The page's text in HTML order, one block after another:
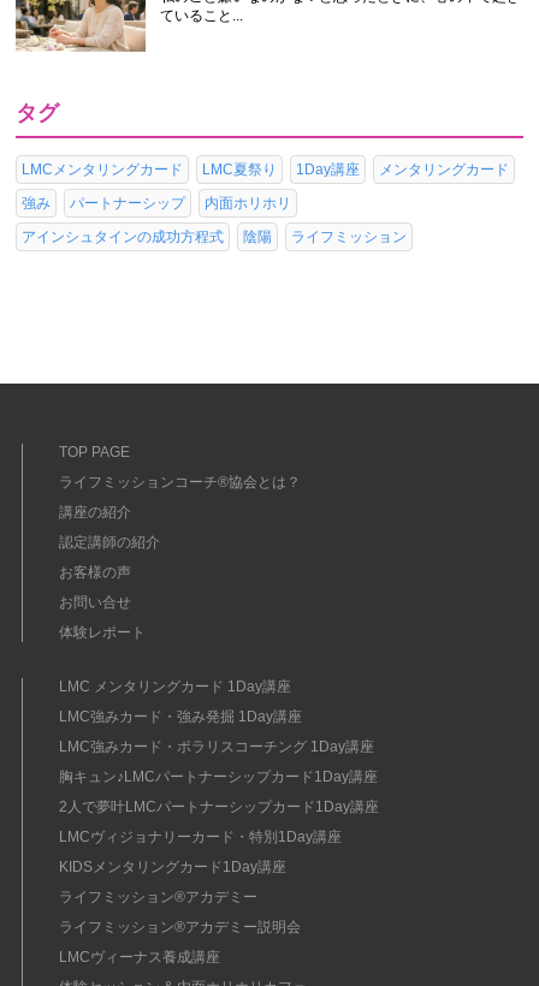
ていること...
タグ
LMCメンタリングカード LMC夏祭り 1Day講座
メンタリングカード
強み
パートナーシップ
内面ホリホリ
アインシュタインの成功方程式
陰陽 ライフミッション
TOP PAGE
ライフミッションコーチ®協会とは？
講座の紹介
認定講師の紹介
お客様の声
お問い合せ
体験レポート
LMC メンタリングカード 1Day講座
LMC強みカード・強み発掘 1Day講座
LMC強みカード・ポラリスコーチング 1Day講座
胸キュン♪LMCパートナーシップカード1Day講座
2人で夢叶LMCパートナーシップカード1Day講座
LMCヴィジョナリーカード・特別1Day講座
KIDSメンタリングカード1Day講座
ライフミッション®︎アカデミー
ライフミッション®︎アカデミー説明会
LMCヴィーナス養成講座